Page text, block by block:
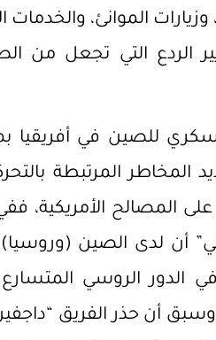
الموانئ، والخدمات
الردع التي تجعل من
للصين في
المخاطر المرتبطة
على المصالح الأمريكية،
أن لدى الصين
في الدور الروسي
أن حذر الفريق